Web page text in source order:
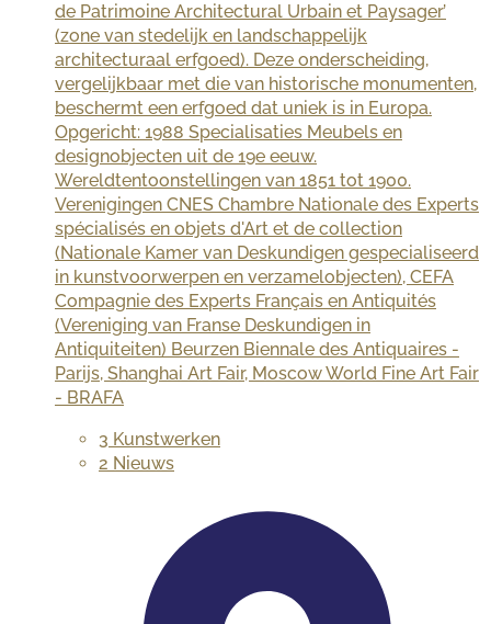
de Patrimoine Architectural Urbain et Paysager’
(zone van stedelijk en landschappelijk
architecturaal erfgoed). Deze onderscheiding,
vergelijkbaar met die van historische monumenten,
beschermt een erfgoed dat uniek is in Europa.
Opgericht: 1988 Specialisaties Meubels en
designobjecten uit de 19e eeuw.
Wereldtentoonstellingen van 1851 tot 1900.
Verenigingen CNES Chambre Nationale des Experts
spécialisés en objets d'Art et de collection
(Nationale Kamer van Deskundigen gespecialiseerd
in kunstvoorwerpen en verzamelobjecten), CEFA
Compagnie des Experts Français en Antiquités
(Vereniging van Franse Deskundigen in
Antiquiteiten) Beurzen Biennale des Antiquaires -
Parijs, Shanghai Art Fair, Moscow World Fine Art Fair
- BRAFA
3 Kunstwerken
2 Nieuws